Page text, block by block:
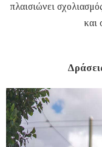
πλαισιώνει
και